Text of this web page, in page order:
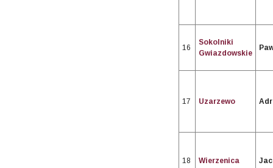
16
Sokolniki
Gwiazdowskie
17 Uzarzewo
18 Wierzenica